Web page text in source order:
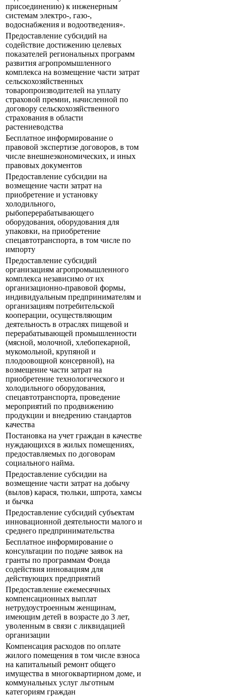
присоединению) к инженерным
системам электро-, газо-,
водоснабжения и водоотведения».
Предоставление субсидий на
содействие достижению целевых
показателей региональных программ
развития агропромышленного
комплекса на возмещение части затрат
сельскохозяйственных
товаропроизводителей на уплату
страховой премии, начисленной по
договору сельскохозяйственного
страхования в области
растениеводства
Бесплатное информирование о
правовой экспертизе договоров, в том
числе внешнеэкономических, и иных
правовых документов
Предоставление субсидии на
возмещение части затрат на
приобретение и установку
холодильного,
рыбоперерабатывающего
оборудования, оборудования для
упаковки, на приобретение
спецавтотранспорта, в том числе по
импорту
Предоставление субсидий
организациям агропромышленного
комплекса независимо от их
организационно-правовой формы,
индивидуальным предпринимателям и
организациям потребительской
кооперации, осуществляющим
деятельность в отраслях пищевой и
перерабатывающей промышленности
(мясной, молочной, хлебопекарной,
мукомольной, крупяной и
плодоовощной консервной), на
возмещение части затрат на
приобретение технологического и
холодильного оборудования,
спецавтотранспорта, проведение
мероприятий по продвижению
продукции и внедрению стандартов
качества
Постановка на учет граждан в качестве
нуждающихся в жилых помещениях,
предоставляемых по договорам
социального найма.
Предоставление субсидии на
возмещение части затрат на добычу
(вылов) карася, тюльки, шпрота, хамсы
и бычка
Предоставление субсидий субъектам
инновационной деятельности малого и
среднего предпринимательства
Бесплатное информирование о
консультации по подаче заявок на
гранты по программам Фонда
содействия инновациям для
действующих предприятий
Предоставление ежемесячных
компенсационных выплат
нетрудоустроенным женщинам,
имеющим детей в возрасте до 3 лет,
уволенным в связи с ликвидацией
организации
Компенсация расходов по оплате
жилого помещения в том числе взноса
на капитальный ремонт общего
имущества в многоквартирном доме, и
коммунальных услуг льготным
категориям граждан